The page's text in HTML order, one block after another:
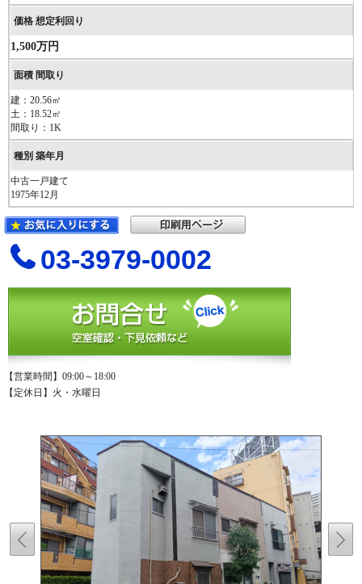
1,500万円
建：20.56㎡
土：18.52㎡
間取り：1K
中古一戸建て
1975年12月
03-3979-0002
【営業時間】09:00～18:00
【定休日】火・水曜日